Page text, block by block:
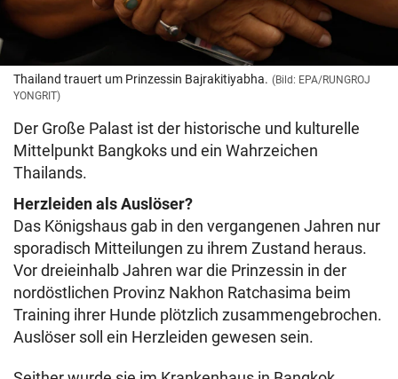
Thailand trauert um Prinzessin Bajrakitiyabha. (Bild: EPA/RUNGROJ
YONGRIT)
Der Große Palast ist der historische und kulturelle
Mittelpunkt Bangkoks und ein Wahrzeichen
Thailands.
Herzleiden als Auslöser?
Das Königshaus gab in den vergangenen Jahren nur
sporadisch Mitteilungen zu ihrem Zustand heraus.
Vor dreieinhalb Jahren war die Prinzessin in der
nordöstlichen Provinz Nakhon Ratchasima beim
Training ihrer Hunde plötzlich zusammengebrochen.
Auslöser soll ein Herzleiden gewesen sein.